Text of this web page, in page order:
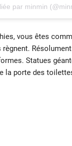
par minmin
vous êtes
Statues
la porte des